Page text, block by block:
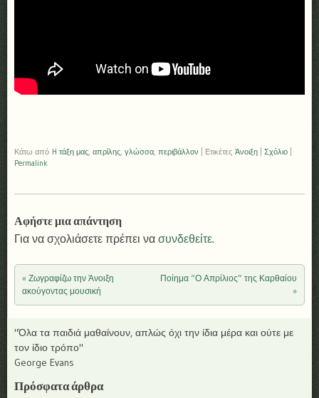
Κάτω από H τάξη μας, απρίλης, γλώσσα, περιβάλλον Ετικέτες Άνοιξη Σχόλιο
Permalink
Αφήστε μια απάντηση
Για να σχολιάσετε πρέπει να συνδεθείτε.
Πλοήγηση άρθρων
« Ζωγραφίζω την Άνοιξη
ακούγοντας μουσική
Ποίημα “Ο Απρίλιος” της Καρθαίου
»
"Όλα τα παιδιά μαθαίνουν, απλώς όχι την ίδια μέρα και ούτε με
τον ίδιο τρόπο"
George Evans
Πρόσφατα άρθρα